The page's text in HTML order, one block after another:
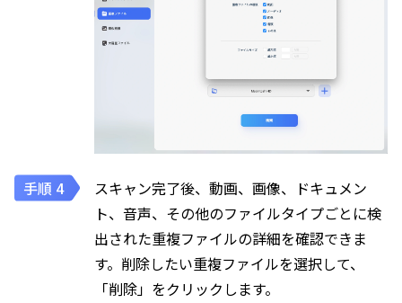
スキャン完了後、動画、画像、ドキュメン
ト、音声、その他のファイルタイプごとに検
出された重複ファイルの詳細を確認できま
す。削除したい重複ファイルを選択して、
「削除」をクリックします。